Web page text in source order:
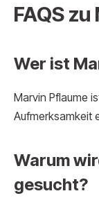
FAQS
Wer ist
Marvin Pflaume
Aufmerksamkeit
Warum
gesucht?